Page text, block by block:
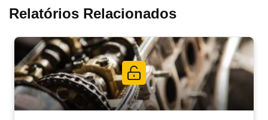
Relatórios Relacionados